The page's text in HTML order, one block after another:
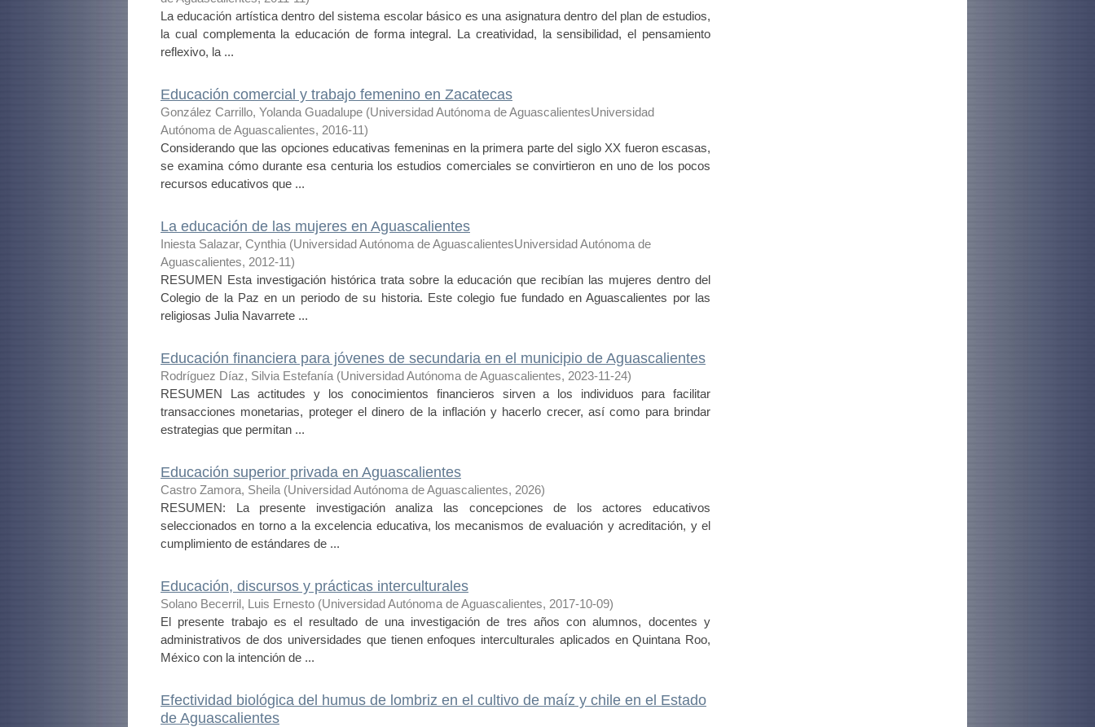
La educación artística dentro del sistema escolar básico es una asignatura dentro del plan de estudios,
la cual complementa la educación de forma integral. La creatividad, la sensibilidad, el pensamiento
reflexivo, la ...
Educación comercial y trabajo femenino en Zacatecas
González Carrillo, Yolanda Guadalupe (Universidad Autónoma de AguascalientesUniversidad
Autónoma de Aguascalientes, 2016-11)
Considerando que las opciones educativas femeninas en la primera parte del siglo XX fueron escasas,
se examina cómo durante esa centuria los estudios comerciales se convirtieron en uno de los pocos
recursos educativos que ...
La educación de las mujeres en Aguascalientes
Iniesta Salazar, Cynthia (Universidad Autónoma de AguascalientesUniversidad Autónoma de
Aguascalientes, 2012-11)
RESUMEN Esta investigación histórica trata sobre la educación que recibían las mujeres dentro del
Colegio de la Paz en un periodo de su historia. Este colegio fue fundado en Aguascalientes por las
religiosas Julia Navarrete ...
Educación financiera para jóvenes de secundaria en el municipio de Aguascalientes
Rodríguez Díaz, Silvia Estefanía (Universidad Autónoma de Aguascalientes, 2023-11-24)
RESUMEN Las actitudes y los conocimientos financieros sirven a los individuos para facilitar
transacciones monetarias, proteger el dinero de la inflación y hacerlo crecer, así como para brindar
estrategias que permitan ...
Educación superior privada en Aguascalientes
Castro Zamora, Sheila (Universidad Autónoma de Aguascalientes, 2026)
RESUMEN: La presente investigación analiza las concepciones de los actores educativos
seleccionados en torno a la excelencia educativa, los mecanismos de evaluación y acreditación, y el
cumplimiento de estándares de ...
Educación, discursos y prácticas interculturales
Solano Becerril, Luis Ernesto (Universidad Autónoma de Aguascalientes, 2017-10-09)
El presente trabajo es el resultado de una investigación de tres años con alumnos, docentes y
administrativos de dos universidades que tienen enfoques interculturales aplicados en Quintana Roo,
México con la intención de ...
Efectividad biológica del humus de lombriz en el cultivo de maíz y chile en el Estado
de Aguascalientes